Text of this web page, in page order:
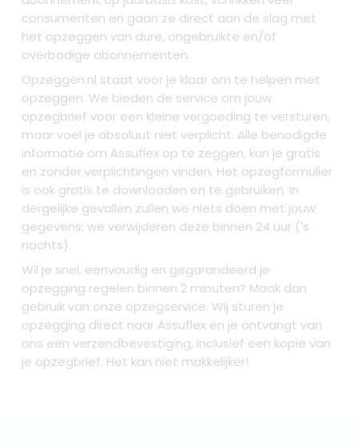
consumenten en gaan ze direct aan de slag met
het opzeggen van dure, ongebruikte en/of
overbodige abonnementen.
Opzeggen.nl staat voor je klaar om te helpen met
opzeggen. We bieden de service om jouw
opzegbrief voor een kleine vergoeding te versturen,
maar voel je absoluut niet verplicht. Alle benodigde
informatie om Assuflex op te zeggen, kun je gratis
en zonder verplichtingen vinden. Het opzegformulier
is ook gratis te downloaden en te gebruiken. In
dergelijke gevallen zullen we niets doen met jouw
gegevens; we verwijderen deze binnen 24 uur ('s
nachts).
Wil je snel, eenvoudig en gegarandeerd je
opzegging regelen binnen 2 minuten? Maak dan
gebruik van onze opzegservice. Wij sturen je
opzegging direct naar Assuflex en je ontvangt van
ons een verzendbevestiging, inclusief een kopie van
je opzegbrief. Het kan niet makkelijker!